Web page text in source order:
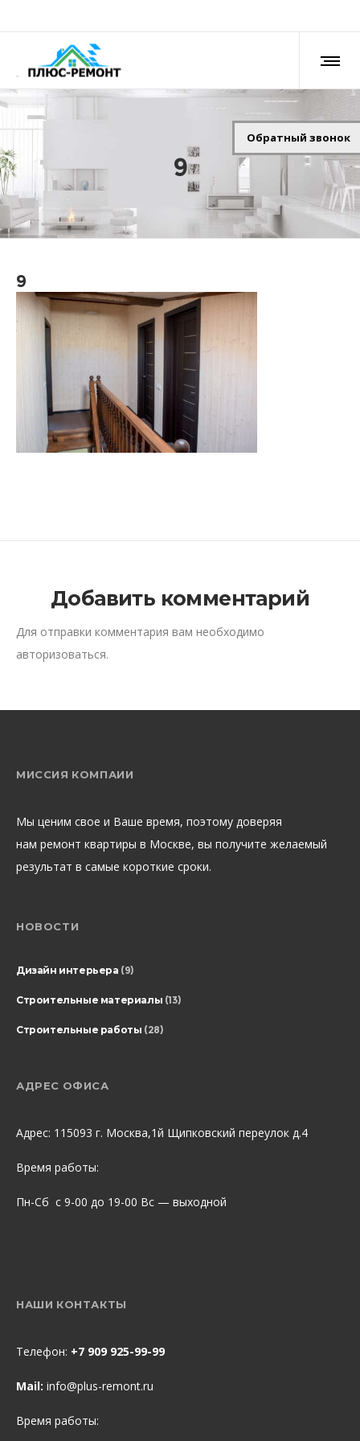
9
9
Добавить комментарий
Для отправки комментария вам необходимо
авторизоваться.
МИССИЯ КОМПАИИ
Мы ценим свое и Ваше время, поэтому доверяя
нам ремонт квартиры в Москве, вы получите желаемый
результат в самые короткие сроки.
НОВОСТИ
Дизайн интерьера (9)
Строительные материалы (13)
Строительные работы (28)
АДРЕС ОФИСА
Адрес: 115093 г. Москва,1й Щипковский переулок д.4
Время работы:
Пн-Сб с 9-00 до 19-00 Вс — выходной
НАШИ КОНТАКТЫ
Телефон: +7 909 925-99-99
Mail: info@plus-remont.ru
Время работы:
Обратный звонок